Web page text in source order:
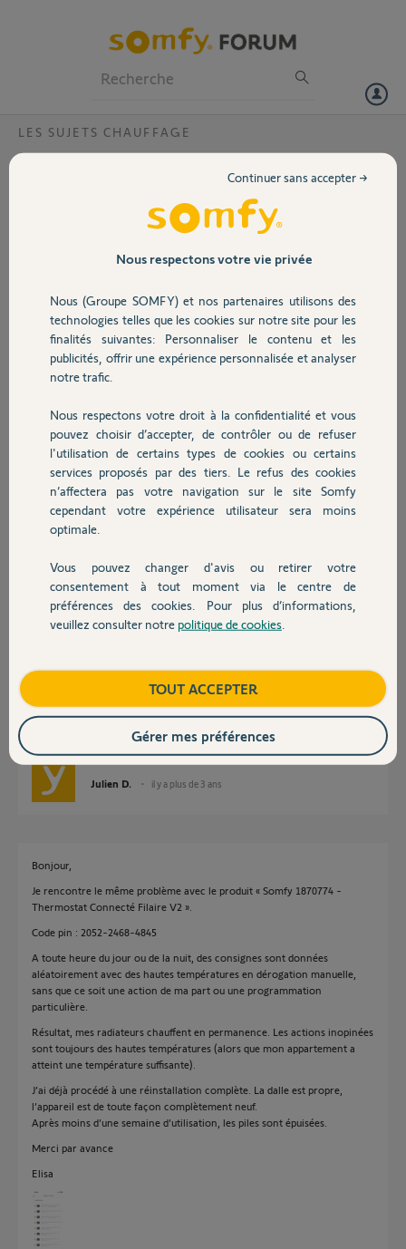
Volet
Sécurité
Domotique
Chauffage
Autres produits
Devis avec un pro
Contact
LES SUJETS CHAUFFAGE
Mode dérogation manuelle
J ai exactement le même problème que d autres
mais non filaire
températures aléatoires sans aucune action de
ma part ci joint une photo de mon tableau de
bord
Mon code pin est le 174212155177
Damien C.
il y a plus de 3 ans
Réponses
Bonjour Damien,
Il faudra nettoyer votre dalle tactile et si cela persiste, la réinstallation
votre thermostat au système de chauffe.
remplacement produit sera préconisé.
Julien D. il y a plus de 3 ans
Bonjour,
Je rencontre le même problème avec le produit « Somfy 1870774 -
Thermostat Connecté Filaire V2 ».
Code pin : 2052-2468-4845
A toute heure du jour ou de la nuit, des consignes sont données
aléatoirement avec des hautes températures en dérogation manuelle,
sans que ce soit une action de ma part ou une programmation
particulière.
Résultat, mes radiateurs chauffent en permanence. Les actions inopinées
sont toujours des hautes températures (alors que mon appartement a
atteint une température suffisante).
J’ai déjà procédé à une réinstallation complète. La dalle est propre,
l’appareil est de toute façon complètement neuf.
Après moins d’une semaine d’utilisation, les piles sont épuisées.
Merci par avance
Elisa
Nous respectons votre vie privée
Nous (Groupe SOMFY) et nos partenaires utilisons des
technologies telles que les cookies sur notre site pour les
finalités suivantes: Personnaliser le contenu et les
publicités, offrir une expérience personnalisée et analyser
notre trafic.
Nous respectons votre droit à la confidentialité et vous
pouvez choisir d’accepter, de contrôler ou de refuser
l'utilisation de certains types de cookies ou certains
services proposés par des tiers. Le refus des cookies
n’affectera pas votre navigation sur le site Somfy
cependant votre expérience utilisateur sera moins
optimale.
Vous pouvez changer d'avis ou retirer votre
consentement à tout moment via le centre de
préférences des cookies. Pour plus d’informations,
veuillez consulter notre politique de cookies
Continuer sans accepter →
TOUT ACCEPTER
Gérer mes préférences